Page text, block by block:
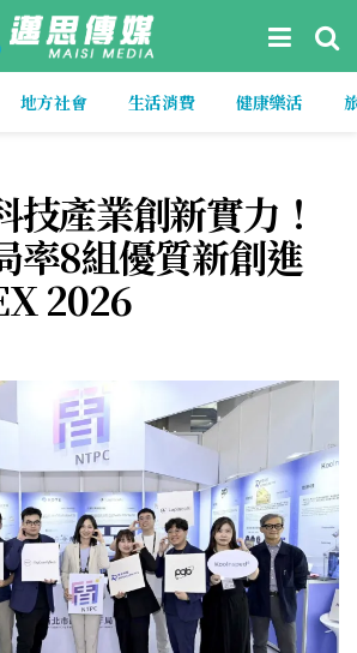
地方社會 生活消費 健康樂活
技產業創新實力！
率8組優質新創進
2026